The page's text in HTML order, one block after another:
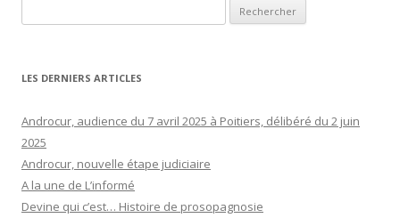
LES DERNIERS ARTICLES
Androcur, audience du 7 avril 2025 à Poitiers, délibéré du 2 juin
2025
Androcur, nouvelle étape judiciaire
A la une de L’informé
Devine qui c’est… Histoire de prosopagnosie